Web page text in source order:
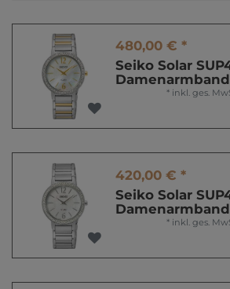
480,00 € *
Seiko Solar
* inkl. ges.
420,00 € *
Seiko Solar
* inkl. ges.